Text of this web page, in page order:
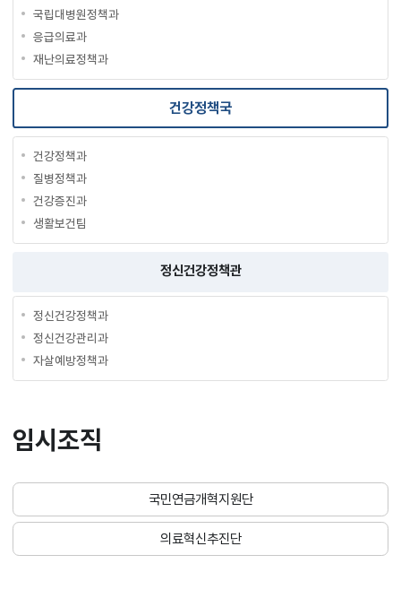
국립대병원정책과
응급의료과
재난의료정책과
건강정책국
건강정책과
질병정책과
건강증진과
생활보건팀
정신건강정책관
정신건강정책과
정신건강관리과
자살예방정책과
임시조직
국민연금개혁지원단
의료혁신추진단